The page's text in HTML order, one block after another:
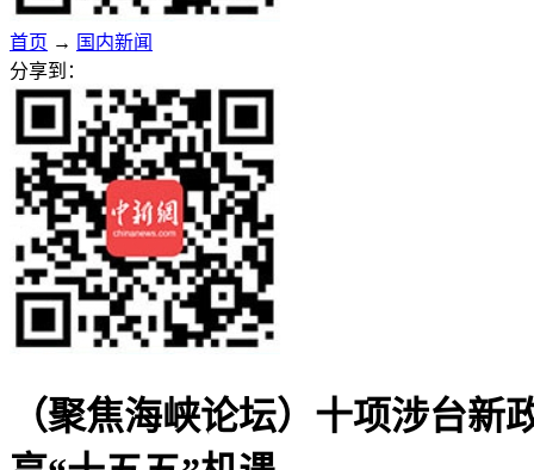
首页 → 国内新闻
分享到：
（聚焦海峡论坛）十项涉台